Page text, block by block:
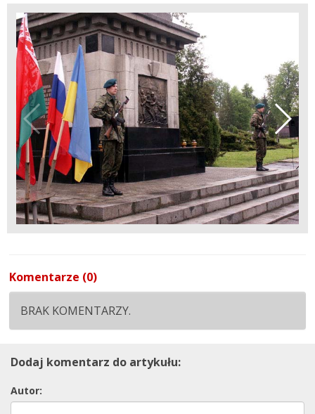
Komentarze (0)
BRAK KOMENTARZY.
Dodaj komentarz do artykułu:
Autor: